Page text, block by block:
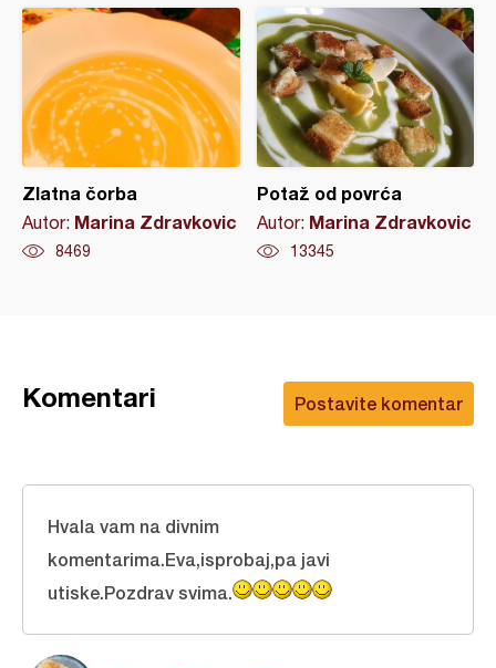
Zlatna čorba
Autor: Marina Zdravkovic
8469
Potaž od povrća
Autor: Marina Zdravkovic
13345
Postavite komentar
Komentari
Hvala vam na divnim
komentarima.Eva,isprobaj,pa javi
utiske.Pozdrav svima.